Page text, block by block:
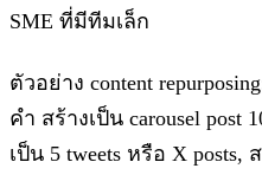
SME ที่มีทีมเล็ก
ตัวอย่าง content
คำ สร้างเป็น carousel post
เป็น 5 tweets หรือ X posts,